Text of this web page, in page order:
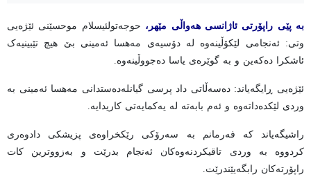
بە پێی راپۆرتی ئاژانسی هەواڵی مێهر، حوجەتولئیسلام موحسێنی ئێژەیی
وتی: ئەنجامی لێکۆڵینەوە لە دۆسیەی مەهسا ئەمینی بێ هیچ تێبینیەک
ئاشکرا دەکەین و بە گوێرەی یاسا دەجووڵینەوە.
ئێژەیی ڕایگەیاند: دەسەڵاتی داد پرسی گیانلەدەستدانی مەهسا ئەمینی بە
وردی لێکدەداتەوە و ئەم بابەتە لە یەکمایەتی کاریدایە.
راشیگەیاند کە فەرمانم بە سەرۆکی رێکخراوەی پزیشکی دادوەری
کردووە بە وردی تاقیکردنەوەکان ئەنجام بدرێت و بەزووترین کات
راپۆرتەکان رابگەیێندرێت.